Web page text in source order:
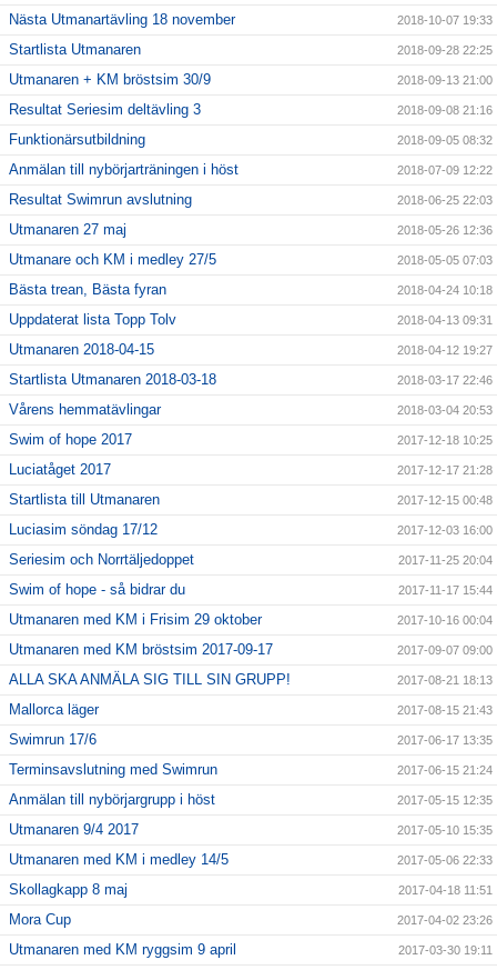
Nästa Utmanartävling 18 november 2018-10-07 19:33
Startlista Utmanaren 2018-09-28 22:25
Utmanaren + KM bröstsim 30/9 2018-09-13 21:00
Resultat Seriesim deltävling 3 2018-09-08 21:16
Funktionärsutbildning 2018-09-05 08:32
Anmälan till nybörjarträningen i höst 2018-07-09 12:22
Resultat Swimrun avslutning 2018-06-25 22:03
Utmanaren 27 maj 2018-05-26 12:36
Utmanare och KM i medley 27/5 2018-05-05 07:03
Bästa trean, Bästa fyran 2018-04-24 10:18
Uppdaterat lista Topp Tolv 2018-04-13 09:31
Utmanaren 2018-04-15 2018-04-12 19:27
Startlista Utmanaren 2018-03-18 2018-03-17 22:46
Vårens hemmatävlingar 2018-03-04 20:53
Swim of hope 2017 2017-12-18 10:25
Luciatåget 2017 2017-12-17 21:28
Startlista till Utmanaren 2017-12-15 00:48
Luciasim söndag 17/12 2017-12-03 16:00
Seriesim och Norrtäljedoppet 2017-11-25 20:04
Swim of hope - så bidrar du 2017-11-17 15:44
Utmanaren med KM i Frisim 29 oktober 2017-10-16 00:04
Utmanaren med KM bröstsim 2017-09-17 2017-09-07 09:00
ALLA SKA ANMÄLA SIG TILL SIN GRUPP! 2017-08-21 18:13
Mallorca läger 2017-08-15 21:43
Swimrun 17/6 2017-06-17 13:35
Terminsavslutning med Swimrun 2017-06-15 21:24
Anmälan till nybörjargrupp i höst 2017-05-15 12:35
Utmanaren 9/4 2017 2017-05-10 15:35
Utmanaren med KM i medley 14/5 2017-05-06 22:33
Skollagkapp 8 maj 2017-04-18 11:51
Mora Cup 2017-04-02 23:26
Utmanaren med KM ryggsim 9 april 2017-03-30 19:11